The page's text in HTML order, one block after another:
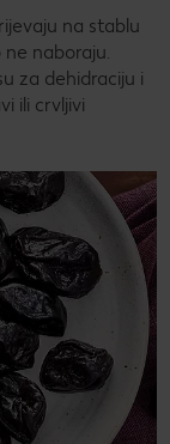
na stablu
naboraju.
za dehidraciju i
ili crvljivi